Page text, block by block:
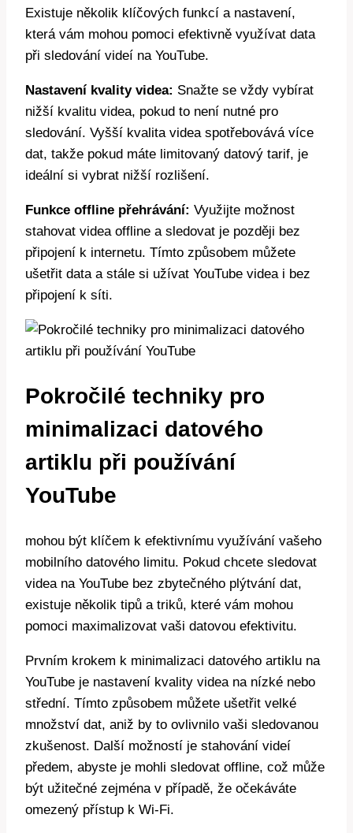
Existuje několik klíčových funkcí a nastavení,
která vám mohou pomoci efektivně využívat data
při sledování videí na YouTube.
Nastavení kvality videa: Snažte se vždy vybírat
nižší kvalitu videa, pokud to není nutné pro
sledování. Vyšší kvalita videa spotřebovává více
dat, takže pokud máte limitovaný datový tarif, je
ideální si vybrat nižší rozlišení.
Funkce offline přehrávání: Využijte možnost
stahovat videa offline a sledovat je později bez
připojení k internetu. Tímto způsobem můžete
ušetřit data a stále si užívat YouTube videa i bez
připojení k síti.
Pokročilé techniky pro
minimalizaci datového
artiklu při používání
YouTube
mohou být klíčem k efektivnímu využívání vašeho
mobilního datového limitu. Pokud chcete sledovat
videa na YouTube bez zbytečného plýtvání dat,
existuje několik tipů a triků, které vám mohou
pomoci maximalizovat vaši datovou efektivitu.
Prvním krokem k minimalizaci datového artiklu na
YouTube je nastavení kvality videa na nízké nebo
střední. Tímto způsobem můžete ušetřit velké
množství dat, aniž by to ovlivnilo vaši sledovanou
zkušenost. Další možností je stahování videí
předem, abyste je mohli sledovat offline, což může
být užitečné zejména v případě, že očekáváte
omezený přístup k Wi-Fi.